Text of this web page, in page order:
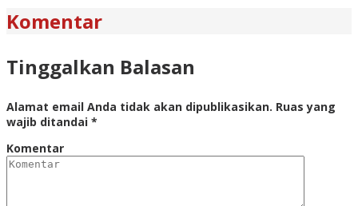
Komentar
Tinggalkan Balasan
Alamat email Anda tidak akan dipublikasikan. Ruas yang
wajib ditandai *
Komentar